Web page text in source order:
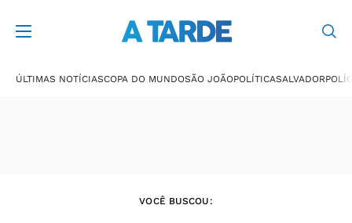
ÚLTIMAS NOTÍCIASCOPA DO MUNDOSÃO JOÃOPOLÍTICASALVADOR
VOCÊ BUSCOU: